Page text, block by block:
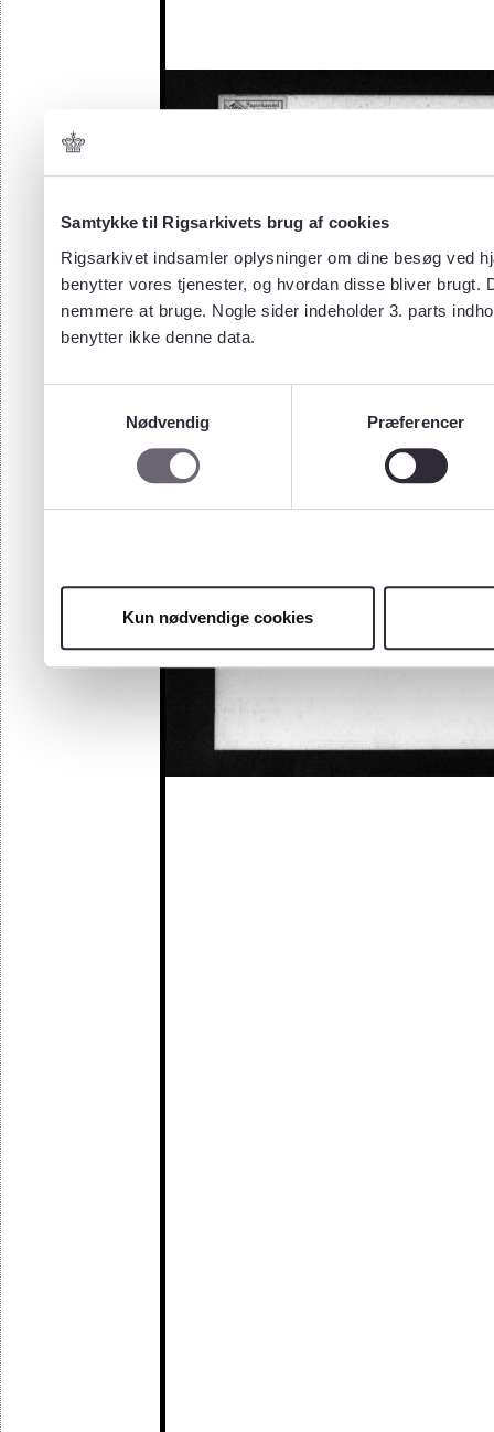
Samtykke til Rigsarkivets brug af cookies
Rigsarkivet indsamler oplysninger om dine besøg ved
benytter vores tjenester, og hvordan disse bliver
nemmere at bruge. Nogle sider indeholder 3. parts
benytter ikke denne data.
Nødvendig
Præferencer
Kun nødvendige cookies